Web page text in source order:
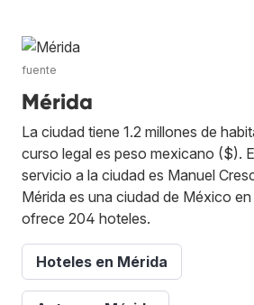
fuente
Mérida
La ciudad tiene 1.2 millones de
curso legal es peso mexicano ($).
servicio a la ciudad es Manuel
Mérida es una ciudad de México
ofrece 204 hoteles.
Hoteles en Mérida